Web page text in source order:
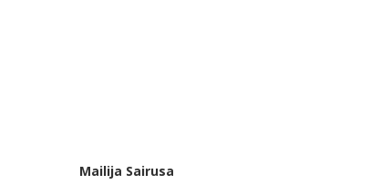
Mailija Sairusa